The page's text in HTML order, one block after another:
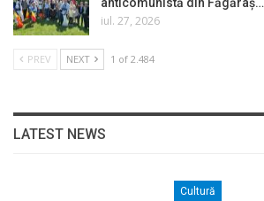
iul. 27, 2026
PREV NEXT 1 of 2.484
LATEST NEWS
Cultură